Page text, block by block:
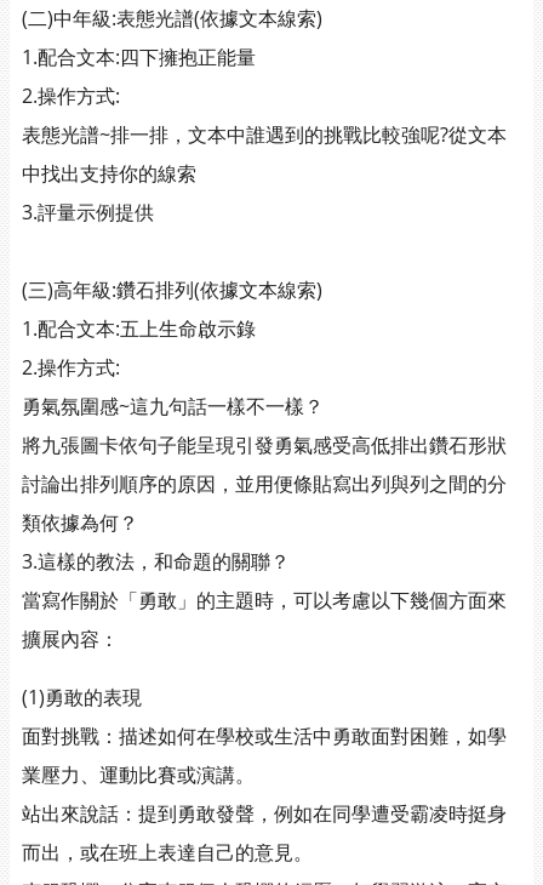
(二)中年級:表態光譜(依據文本線索)
1.配合文本:四下擁抱正能量
2.操作方式:
表態光譜~排一排，文本中誰遇到的挑戰比較強呢?從文本
中找出支持你的線索
3.評量示例提供
(三)高年級:鑽石排列(依據文本線索)
1.配合文本:五上生命啟示錄
2.操作方式:
勇氣氛圍感~這九句話一樣不一樣？
將九張圖卡依句子能呈現引發勇氣感受高低排出鑽石形狀
討論出排列順序的原因，並用便條貼寫出列與列之間的分
類依據為何？
3.這樣的教法，和命題的關聯？
當寫作關於「勇敢」的主題時，可以考慮以下幾個方面來
擴展內容：
(1)勇敢的表現
面對挑戰：描述如何在學校或生活中勇敢面對困難，如學
業壓力、運動比賽或演講。
站出來說話：提到勇敢發聲，例如在同學遭受霸凌時挺身
而出，或在班上表達自己的意見。